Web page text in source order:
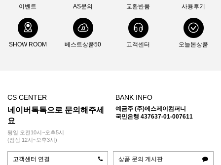
이벤트 AS문의 교환반품 사용후기
SHOW ROOM 베스트상품50 고객센터 오늘본상품
CS CENTER
네이버톡톡으로 문의해주세
요
평일 오전10시~오후5시
(점심 12시~오후3시)
BANK INFO
예금주 (주)에스제이컴퍼니
국민은행 437637-01-007611
고객센터 연결 상품 문의 게시판